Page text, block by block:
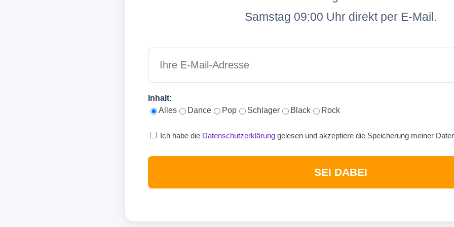
Samstag 09:00 Uhr direkt per E-Mail.
Inhalt:
Alles
Dance Pop Schlager Black Rock
Ich habe die Datenschutzerklärung gelesen und akzeptiere die Speicherung meiner
SEI DABEI